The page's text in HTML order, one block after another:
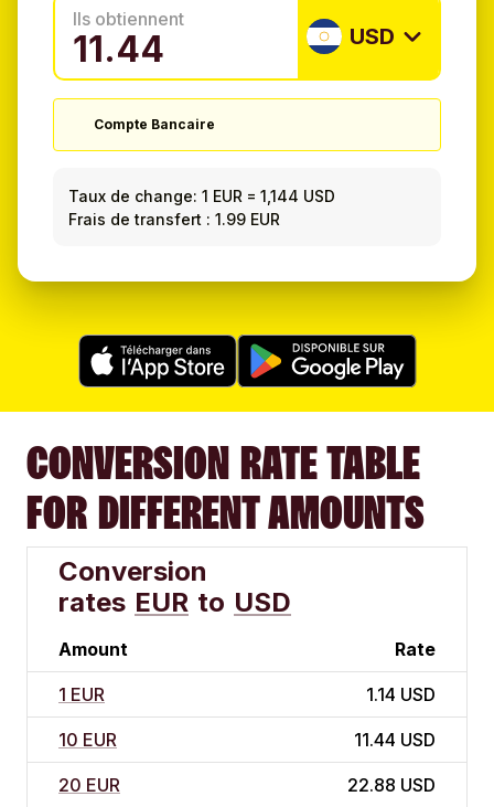
Ils obtiennent
USD
Compte Bancaire
Taux de change: 1 EUR =1,144 USD
Frais de transfert : 1.99 EUR
CONVERSION RATE TABLE
FOR DIFFERENT AMOUNTS
Conversion
rates EUR to USD
Amount Rate
1 EUR 1.14 USD
10 EUR 11.44 USD
20 EUR 22.88 USD